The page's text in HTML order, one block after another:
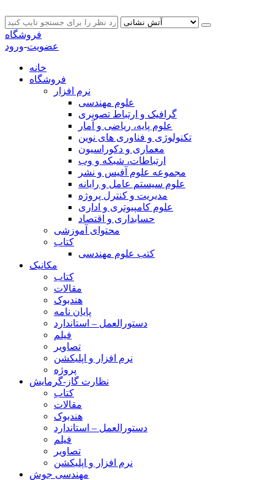
فروشگاه
عضویت-ورود
خانه
فروشگاه
نرم افزار
علوم مهندسی
گرافیک و ارتباط تصویری
علوم پایه، ریاضی و آمار
تکنولوژی و فناوری های نوین
معماری و دکوراسیون
ارتباطات، شبکه و وب
مجموعه علوم آفیس و نشر
علوم سیستم عامل و رایانه
مدیریت و کنترل پروژه
علوم کامپیوتری و اداری
حسابداری و اقتصاد
محتوای آموزشی
کتاب
کتب علوم مهندسی
مکانیک
کتاب
مقالات
هندبوک
پایان نامه
دستورالعمل – استاندارد
فیلم
تصاویر
نرم افزار و اپلیکشن
پروژه
نظارت گاز-گرمایش
کتاب
مقالات
هندبوک
دستورالعمل – استاندارد
فیلم
تصاویر
نرم افزار و اپلیکشن
مهندسی جوش